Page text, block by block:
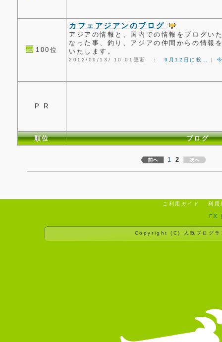
100位
カフェアジアンのブログ
アジアの情報と、国内での情報をブログい
なった事、釣り、アジアの仲間からの情報
いたします。
2012/09/13/ 10:01更新 ：9月12日に投… |
P R
順位 ブログ
1 2
ご利用ガイド 利用
FX
Copyright (C) 人気ブログ